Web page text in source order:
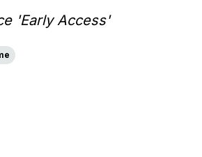
'Early Access'